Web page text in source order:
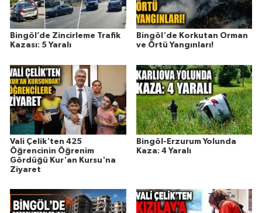
Bingöl’de Zincirleme Trafik
Kazası: 5 Yaralı
Bingöl'de Korkutan Orman
ve Örtü Yangınları!
Vali Çelik'ten 425
Öğrencinin Öğrenim
Gördüğü Kur'an Kursu'na
Ziyaret
Bingöl-Erzurum Yolunda
Kaza: 4 Yaralı